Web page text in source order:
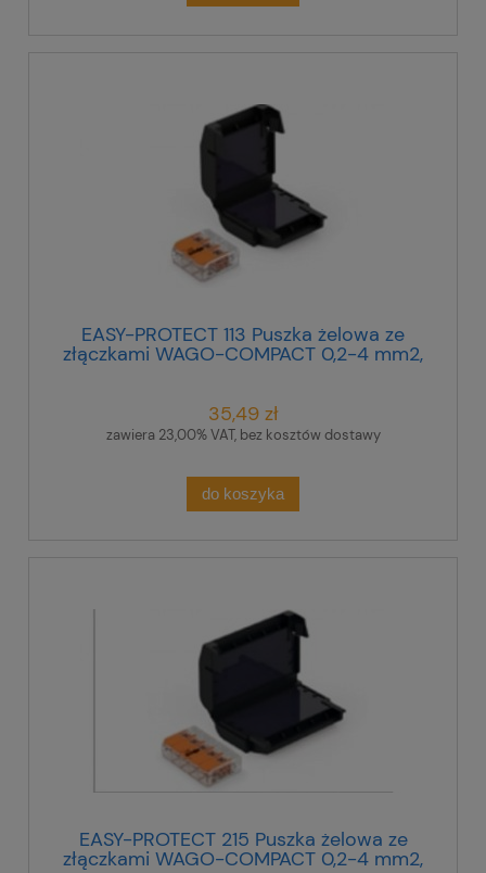
EASY-PROTECT 113 Puszka żelowa ze
złączkami WAGO-COMPACT 0,2-4 mm2,
(1 złączka 3-przewodowa), 407859
35,49 zł
zawiera 23,00% VAT, bez kosztów dostawy
do koszyka
EASY-PROTECT 215 Puszka żelowa ze
złączkami WAGO-COMPACT 0,2-4 mm2,